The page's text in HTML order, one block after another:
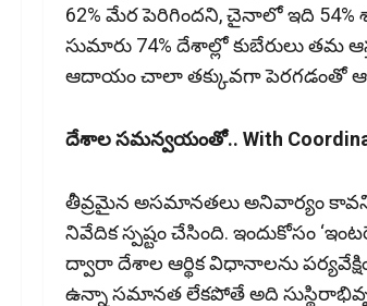
62% మేర పెరిగిందని, చైనాలో ఇది 54%
సుమారు 74% దేశాల్లో కుబేరులు తమ
ఆదాయం చాలా తక్కువగా పెరగడంతో
దేశాల సమన్వయంతో.. With
తీవ్రమైన అసమానతలు అనివార్యం
నివేదిక స్పష్టం చేసింది. ఇందుకోసం
ద్వారా దేశాల ఆర్థిక విధానాలను
ఉన్నా సమానత లేకపోతే అది